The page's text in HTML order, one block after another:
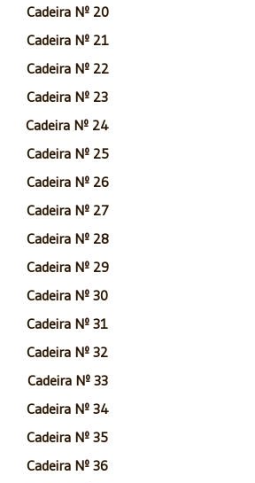
Cadeira Nº 20
Cadeira Nº 21
Cadeira Nº 22
Cadeira Nº 23
Cadeira Nº 24
Cadeira Nº 25
Cadeira Nº 26
Cadeira Nº 27
Cadeira Nº 28
Cadeira Nº 29
Cadeira Nº 30
Cadeira Nº 31
Cadeira Nº 32
Cadeira Nº 33
Cadeira Nº 34
Cadeira Nº 35
Cadeira Nº 36